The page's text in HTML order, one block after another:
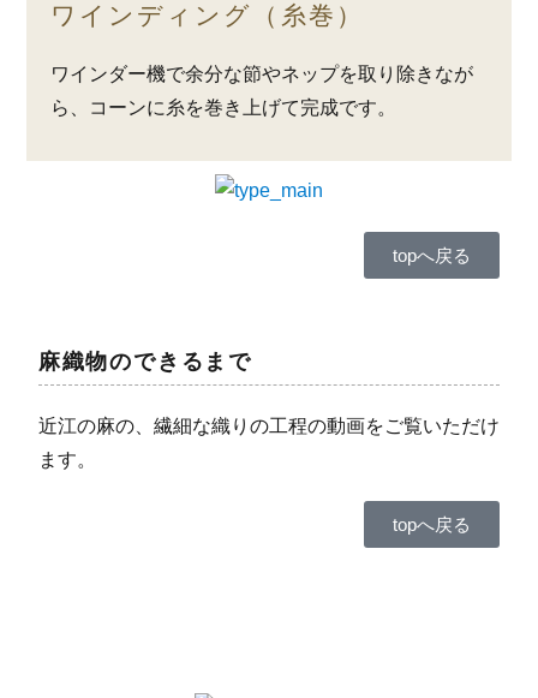
ワインディング（糸巻）
ワインダー機で余分な節やネップを取り除きなが
ら、コーンに糸を巻き上げて完成です。
topへ戻る
麻織物のできるまで
近江の麻の、繊細な織りの工程の動画をご覧いただけ
ます。
topへ戻る